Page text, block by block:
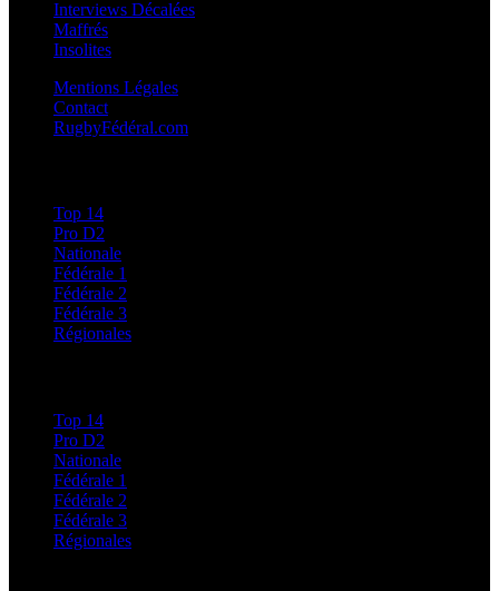
Interviews Décalées
Maffrés
Insolites
Mentions Légales
Contact
RugbyFédéral.com
Top 14
Pro D2
Nationale
Fédérale 1
Fédérale 2
Fédérale 3
Régionales
Top 14
Pro D2
Nationale
Fédérale 1
Fédérale 2
Fédérale 3
Régionales